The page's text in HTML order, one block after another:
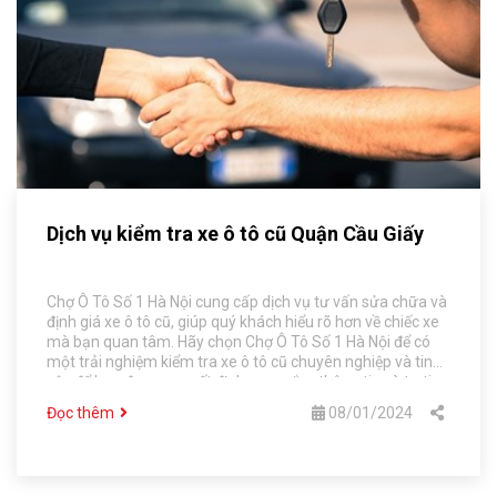
Dịch vụ kiểm tra xe ô tô cũ Quận Cầu Giấy
Chợ Ô Tô Số 1 Hà Nội cung cấp dịch vụ tư vấn sửa chữa và
định giá xe ô tô cũ, giúp quý khách hiểu rõ hơn về chiếc xe
mà bạn quan tâm. Hãy chọn Chợ Ô Tô Số 1 Hà Nội để có
một trải nghiệm kiểm tra xe ô tô cũ chuyên nghiệp và tin
cậy để bạn đưa ra quyết định mua sắm thông tin và tự tin.
Đọc thêm
08/01/2024